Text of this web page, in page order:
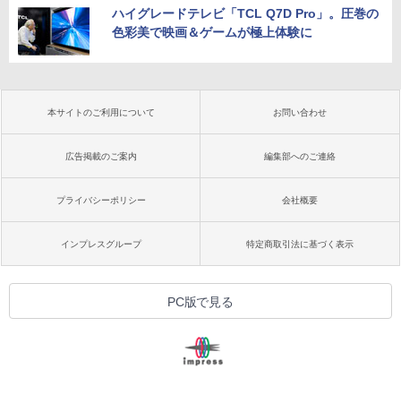
ハイグレードテレビ「TCL Q7D Pro」。圧巻の
色彩美で映画＆ゲームが極上体験に
本サイトのご利用について お問い合わせ
広告掲載のご案内 編集部へのご連絡
プライバシーポリシー 会社概要
インプレスグループ 特定商取引法に基づく表示
PC版で見る